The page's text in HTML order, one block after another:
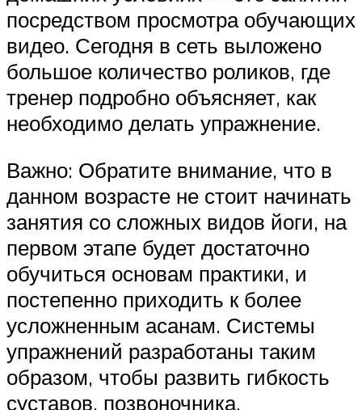
посредством просмотра обучающих
видео. Сегодня в сеть выложено
большое количество роликов, где
тренер подробно объясняет, как
необходимо делать упражнение.
Важно: Обратите внимание, что в
данном возрасте не стоит начинать
занятия со сложных видов йоги, на
первом этапе будет достаточно
обучиться основам практики, и
постепенно приходить к более
усложненным асанам. Системы
упражнений разработаны таким
образом, чтобы развить гибкость
суставов, позвоночника,